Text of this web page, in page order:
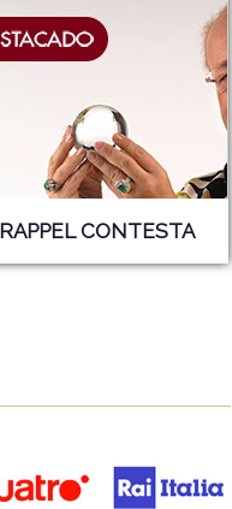
RAPPEL CONTESTA